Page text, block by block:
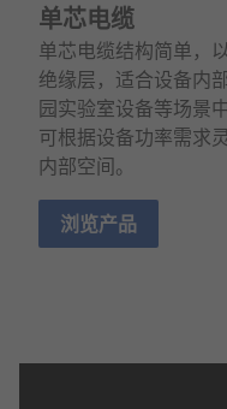
单芯电缆
单芯电缆结构简单，
绝缘层，适合设备内
园实验室设备等场景
可根据设备功率需求
内部空间。
浏览产品